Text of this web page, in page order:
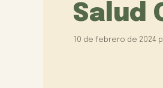
Salud
10 de febrero de 2024